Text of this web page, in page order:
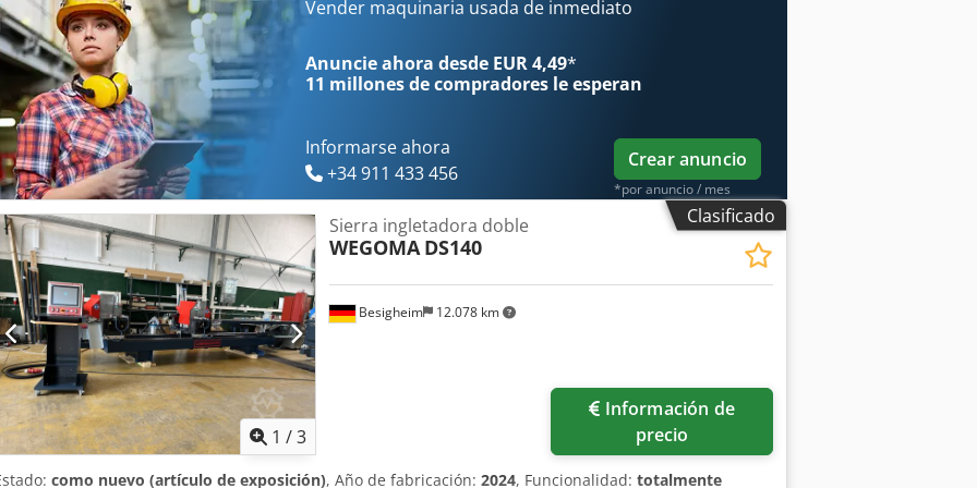
Vender maquinaria usada de inmediato
Anuncie ahora desde EUR 4,49*
11 millones de compradores le esperan
Informarse ahora
+34 911 433 456
Crear anuncio
*por anuncio / mes
Clasificado
1 /3
Besigheim 12.078 km
Sierra ingletadora doble
WEGOMA DS140
precio
como nuevo (artículo de exposición), Año de fabricación: 2024, Funcionalidad: totalmente